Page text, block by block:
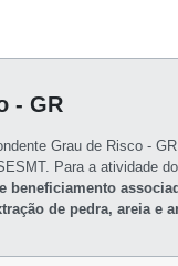
- GR
Grau de Risco -
Para a atividade
beneficiamento
de pedra, areia e